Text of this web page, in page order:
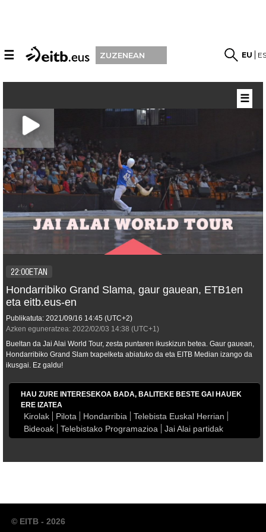
☰ ZUZENEAN EU
22:00ETAN
Hondarribiko Grand Slama, gaur gauean, ETB1en
eta eitb.eus-en
Publikatuta: 2021/09/16 14:45 (UTC+2)
Azken eguneratzea: 2022/02/03 14:38 (UTC+1)
Bueltan da Jai Alai World Tour, zesta puntaren ikuskizun betea. Gaur gauean,
Hondarribiko Grand Slam txapelketa abiatuko da eta EITB Median izango da
ikusgai. Ez galdu!
HAU ZURE INTERESEKOA BADA, BALITEKE BESTE GAI HAUEK
ERE IZATEA
Kirolak Pilota Hondarribia
Telebista Euskal Herrian
Bideoak
Telebistako Programazioa Jai Alai partidak
☰
© EITB - 2026